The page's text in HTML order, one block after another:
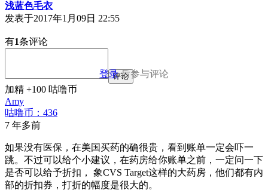
浅蓝色毛衣
发表于2017年1月09日 22:55
有1条评论
登录后参与评论
评论
加精 +100 咕噜币
Amy
咕噜币：436
7 年多前
如果没有医保，在美国买药的确很贵，看到账单一定会吓一
跳。不过可以给个小建议，在药房给你账单之前，一定问一下
是否可以给予折扣， 象CVS Target这样的大药房，他们都有内
部的折扣券，打折的幅度是很大的。